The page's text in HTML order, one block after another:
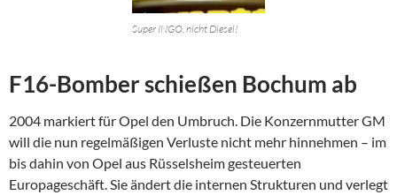
Super INGO, nicht Diesel!
F16-Bomber schießen Bochum ab
2004 markiert für Opel den Umbruch. Die Konzernmutter GM
will die nun regelmäßigen Verluste nicht mehr hinnehmen – im
bis dahin von Opel aus Rüsselsheim gesteuerten
Europageschäft. Sie ändert die internen Strukturen und verlegt